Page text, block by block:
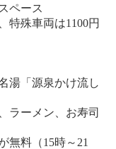
ペース
特殊車両は1100円
湯「源泉かけ流し
ラーメン、お寿司
料（15時～21